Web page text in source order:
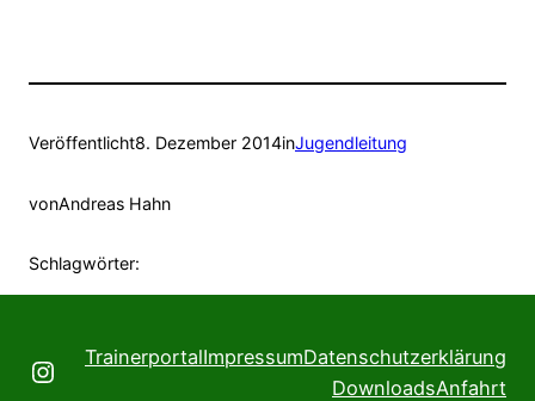
Veröffentlicht8. Dezember 2014inJugendleitung
vonAndreas Hahn
Schlagwörter:
Instagram
TrainerportalImpressumDatenschutzerklärung
DownloadsAnfahrt